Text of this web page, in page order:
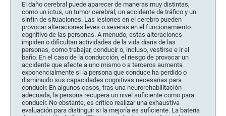
El daño cerebral puede aparecer de maneras muy distintas,
como un ictus, un tumor cerebral, un accidente de tráfico y un
sinfín de situaciones. Las lesiones en el cerebro pueden
provocar alteraciones leves o severas en el funcionamiento
cognitivo de las personas. A menudo, estas alteraciones
impiden o dificultan actividades de la vida diaria de las
personas, como trabajar, conducir o, incluso, vestirse e ir al
baño. En el caso de la conducción, el riesgo de provocar un
accidente que afecte a uno mismo o a terceros aumenta
exponencialmente si la persona que conduce ha perdido o
disminuido sus capacidades cognitivas necesarias para
conducir. En algunos casos, tras una neurorehabilitación
adecuada, la persona recupera un nivel suficiente como para
conducir. No obstante, es crítico realizar una exhaustiva
evaluación para distinguir si la mejoría es suficiente. La batería